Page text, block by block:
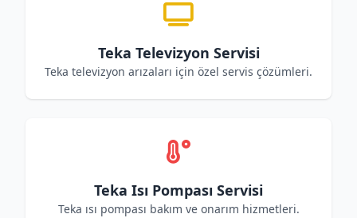
Teka Televizyon Servisi
Teka televizyon arızaları için özel servis çözümleri.
Teka Isı Pompası Servisi
Teka ısı pompası bakım ve onarım hizmetleri.